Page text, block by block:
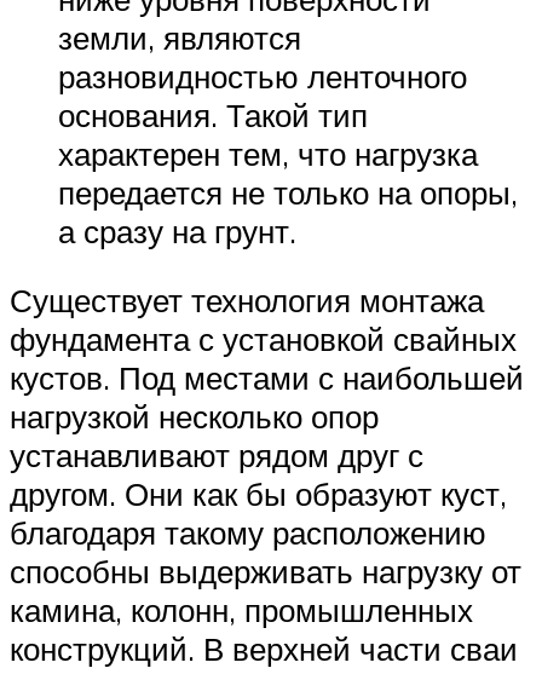
земли, являются
разновидностью ленточного
основания. Такой тип
характерен тем, что нагрузка
передается не только на опоры,
а сразу на грунт.
Существует технология монтажа
фундамента с установкой свайных
кустов. Под местами с наибольшей
нагрузкой несколько опор
устанавливают рядом друг с
другом. Они как бы образуют куст,
благодаря такому расположению
способны выдерживать нагрузку от
камина, колонн, промышленных
конструкций. В верхней части сваи